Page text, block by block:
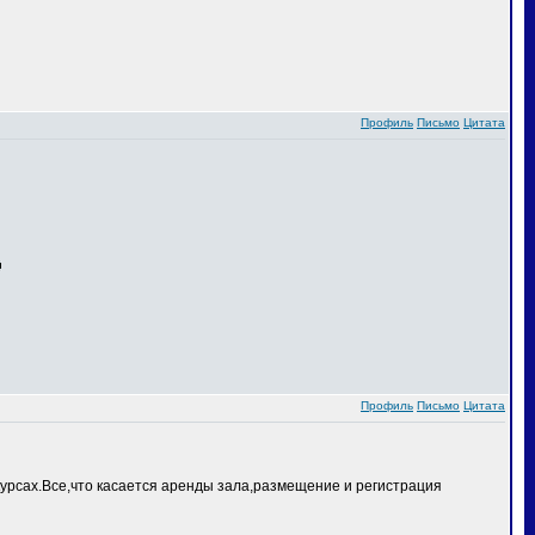
Профиль Письмо Цитата
Профиль Письмо Цитата
касается аренды зала,размещение и регистрация